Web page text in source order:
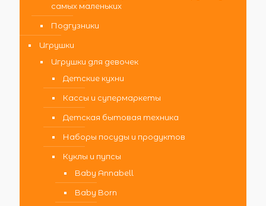
самых маленьких
Подгузники
Игрушки
Игрушки для девочек
Детские кухни
Кассы и супермаркеты
Детская бытовая техника
Наборы посуды и продуктов
Куклы и пупсы
Baby Annabell
Baby Born